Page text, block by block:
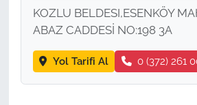
KOZLU BELDESI,ESENKÖY
ABAZ CADDESİ NO:198 3A
Yol Tarifi Al 0 (372) 261